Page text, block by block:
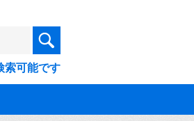
索可能です